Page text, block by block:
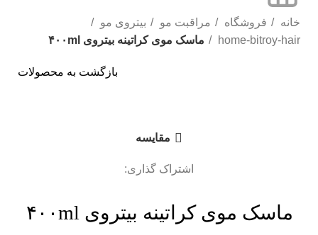
خانه فروشگاه مراقبت مو
بیتروی مو
home-bitroy-hair
ماسک موی کراتینه بیتروی ۴۰۰ml
بازگشت به محصولات
مقایسه
اشتراک گذاری:
ماسک موی کراتینه بیتروی ۴۰۰ml